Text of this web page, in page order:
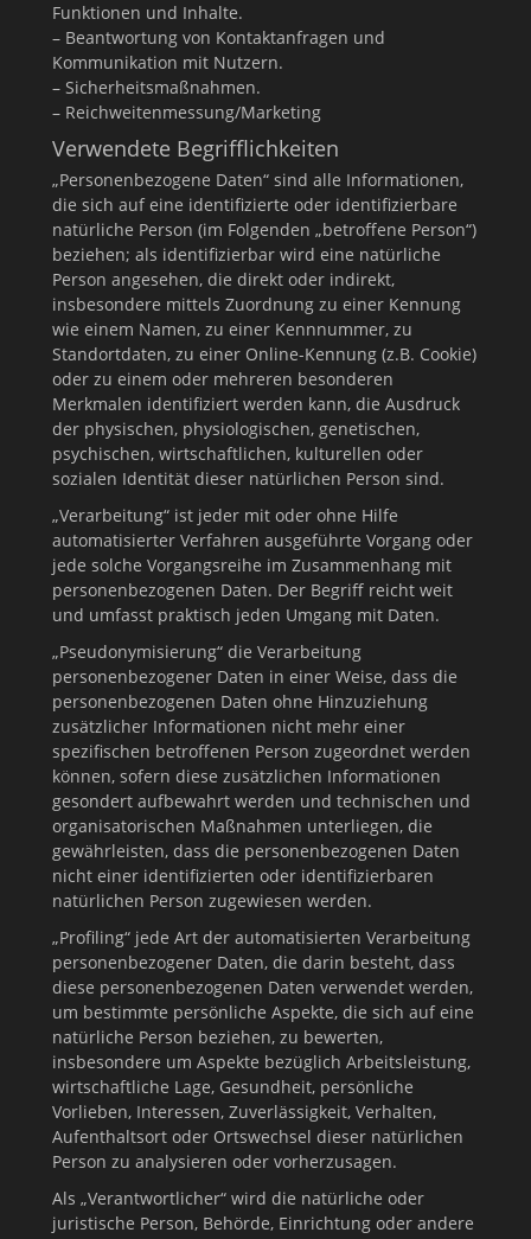
Funktionen und Inhalte.
– Beantwortung von Kontaktanfragen und
Kommunikation mit Nutzern.
– Sicherheitsmaßnahmen.
– Reichweitenmessung/Marketing
Verwendete Begrifflichkeiten
„Personenbezogene Daten“ sind alle Informationen,
die sich auf eine identifizierte oder identifizierbare
natürliche Person (im Folgenden „betroffene Person“)
beziehen; als identifizierbar wird eine natürliche
Person angesehen, die direkt oder indirekt,
insbesondere mittels Zuordnung zu einer Kennung
wie einem Namen, zu einer Kennnummer, zu
Standortdaten, zu einer Online-Kennung (z.B. Cookie)
oder zu einem oder mehreren besonderen
Merkmalen identifiziert werden kann, die Ausdruck
der physischen, physiologischen, genetischen,
psychischen, wirtschaftlichen, kulturellen oder
sozialen Identität dieser natürlichen Person sind.
„Verarbeitung“ ist jeder mit oder ohne Hilfe
automatisierter Verfahren ausgeführte Vorgang oder
jede solche Vorgangsreihe im Zusammenhang mit
personenbezogenen Daten. Der Begriff reicht weit
und umfasst praktisch jeden Umgang mit Daten.
„Pseudonymisierung“ die Verarbeitung
personenbezogener Daten in einer Weise, dass die
personenbezogenen Daten ohne Hinzuziehung
zusätzlicher Informationen nicht mehr einer
spezifischen betroffenen Person zugeordnet werden
können, sofern diese zusätzlichen Informationen
gesondert aufbewahrt werden und technischen und
organisatorischen Maßnahmen unterliegen, die
gewährleisten, dass die personenbezogenen Daten
nicht einer identifizierten oder identifizierbaren
natürlichen Person zugewiesen werden.
„Profiling“ jede Art der automatisierten Verarbeitung
personenbezogener Daten, die darin besteht, dass
diese personenbezogenen Daten verwendet werden,
um bestimmte persönliche Aspekte, die sich auf eine
natürliche Person beziehen, zu bewerten,
insbesondere um Aspekte bezüglich Arbeitsleistung,
wirtschaftliche Lage, Gesundheit, persönliche
Vorlieben, Interessen, Zuverlässigkeit, Verhalten,
Aufenthaltsort oder Ortswechsel dieser natürlichen
Person zu analysieren oder vorherzusagen.
Als „Verantwortlicher“ wird die natürliche oder
juristische Person, Behörde, Einrichtung oder andere